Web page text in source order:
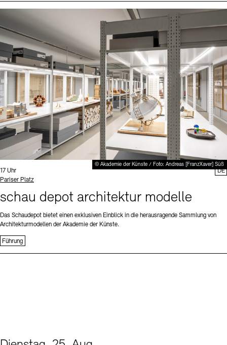
© Akademie der Künste / Foto: Andreas [FranzXaver] Süß
Uhrzeit:
17 Uhr
Standort
Pariser Platz
schau depot architektur modelle
Das Schaudepot bietet einen exklusiven Einblick in die herausragende Sammlung von
Architekturmodellen der Akademie der Künste.
Führung
DE